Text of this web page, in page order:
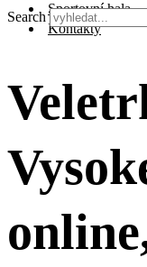
Sportovní hala
Kontakty
Search